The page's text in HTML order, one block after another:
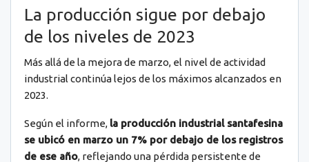
La producción sigue por debajo
de los niveles de 2023
Más allá de la mejora de marzo, el nivel de actividad
industrial continúa lejos de los máximos alcanzados en
2023.
Según el informe, la producción industrial santafesina
se ubicó en marzo un 7% por debajo de los registros
de ese año, reflejando una pérdida persistente de